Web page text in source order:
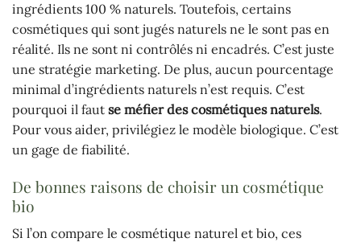
ingrédients 100 % naturels. Toutefois, certains
cosmétiques qui sont jugés naturels ne le sont pas en
réalité. Ils ne sont ni contrôlés ni encadrés. C’est juste
une stratégie marketing. De plus, aucun pourcentage
minimal d’ingrédients naturels n’est requis. C’est
pourquoi il faut se méfier des cosmétiques naturels.
Pour vous aider, privilégiez le modèle biologique. C’est
un gage de fiabilité.
De bonnes raisons de choisir un cosmétique
bio
Si l’on compare le cosmétique naturel et bio, ces